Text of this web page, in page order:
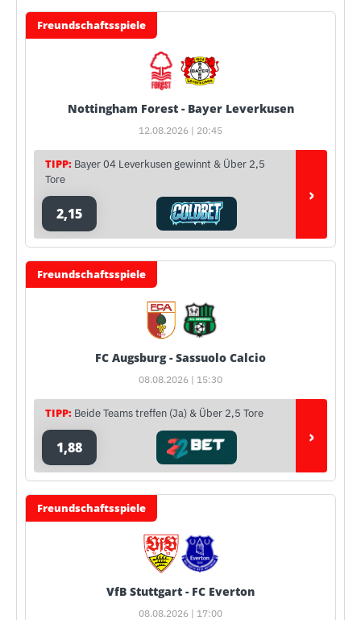
Freundschaftsspiele
Nottingham Forest - Bayer Leverkusen
12.08.2026 | 20:45
TIPP: Bayer 04 Leverkusen gewinnt & Über 2,5
Tore
2,15
›
Freundschaftsspiele
FC Augsburg - Sassuolo Calcio
08.08.2026 | 15:30
TIPP: Beide Teams treffen (Ja) & Über 2,5 Tore
1,88 ›
Freundschaftsspiele
VfB Stuttgart - FC Everton
08.08.2026 | 17:00